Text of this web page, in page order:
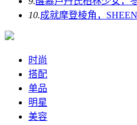
10.成就摩登棱角，
时尚
搭配
单品
明星
美容